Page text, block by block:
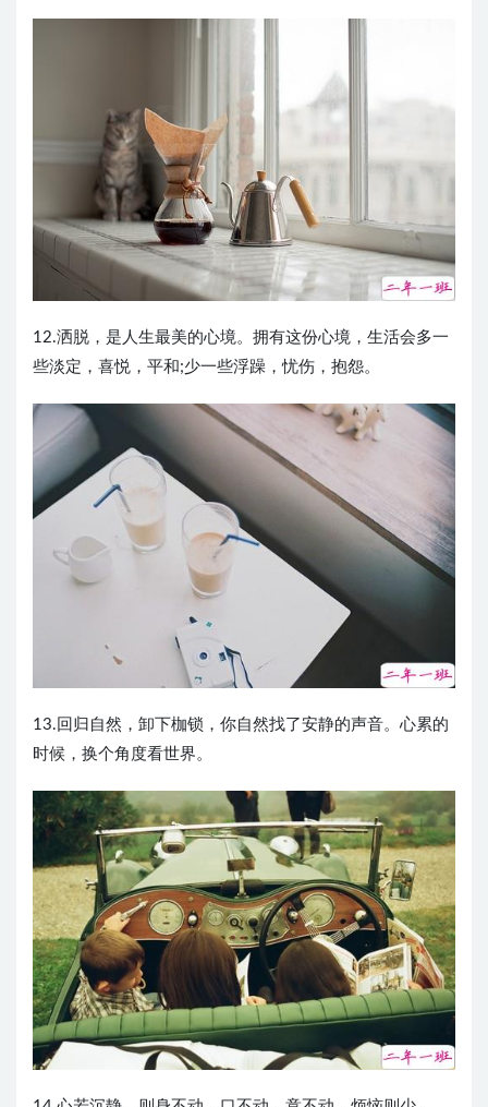
12.洒脱，是人生最美的心境。拥有这份心境，生活会多一
些淡定，喜悦，平和;少一些浮躁，忧伤，抱怨。
13.回归自然，卸下枷锁，你自然找了安静的声音。心累的
时候，换个角度看世界。